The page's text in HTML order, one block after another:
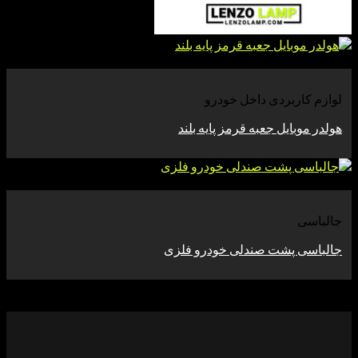
داخل خودرو
جعبه قرمز پایه بلند
پشت صندلی خودرو فلزی